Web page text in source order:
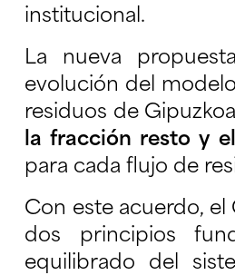
institucional.
La nueva
evolución del
residuos de
la fracción resto y
para cada flujo de
Con este acuerdo,
dos principios
equilibrado del